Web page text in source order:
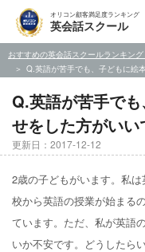
オリコン顧客満足度ランキング
英会話スクール
おすすめの英会話スクールランキング
Q.英語が苦手でも、子どもに絵
Q.英語が苦手で
せをした方がいい
更新日：2017-12-12
2歳の子どもがいます。私
校から英語の授業が始まる
ています。ただ、私が英語
いか不安です。どうしたら